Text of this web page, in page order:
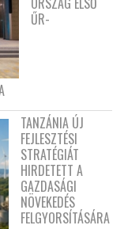
ŰR-
TANZÁNIA ÚJ
FEJLESZTÉSI
STRATÉGIÁT
HIRDETETT A
GAZDASÁGI
NÖVEKEDÉS
FELGYORSÍTÁSÁRA